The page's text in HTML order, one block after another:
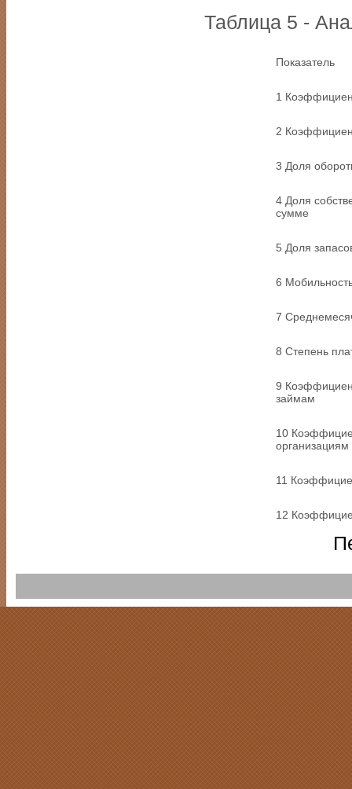
Таблица 5 -
Показатель
1
2
3 Доля
4 Доля
сумме
5 Доля
6
7
8 Степень
9
займам
10
организациям
11
12